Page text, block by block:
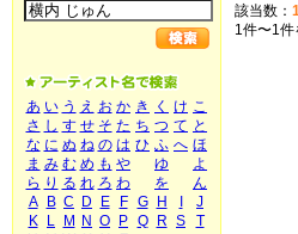
あ い う え お か き く け こ
さ し す せ そ た ち つ て と
な に ぬ ね の は ひ ふ へ ほ
ま み む め も や ゆ
よ
ら り る れ ろ わ を
ん
A
B C D E F G H
J
K
L M N O P Q R S
T
該当数：
1件〜1